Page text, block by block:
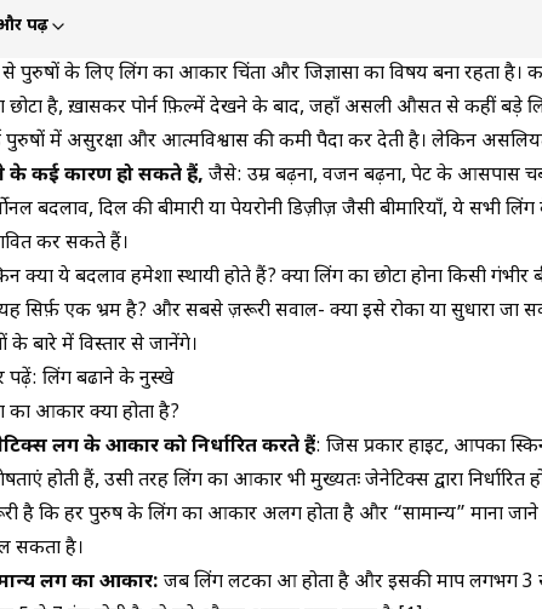
या तुलना की वजह से होती है।
पढ़ें
से पुरुषों के लिए लिंग का आकार चिंता और जिज्ञासा का विषय बना रहता है।
छोटा है, ख़ासकर पोर्न फ़िल्में देखने के बाद, जहाँ असली औसत से कहीं बड़े
में असुरक्षा और आत्मविश्वास की कमी पैदा कर देती है। लेकिन
के कई कारण हो सकते हैं, जैसे: उम्र बढ़ना, वजन बढ़ना, पेट के आसपास
बदलाव, दिल की बीमारी या पेयरोनी डिज़ीज़ जैसी बीमारियाँ, ये सभी
कर सकते हैं।
क्या ये बदलाव हमेशा स्थायी होते हैं? क्या लिंग का छोटा होना किसी गंभीर
सिर्फ़ एक भ्रम है? और सबसे ज़रूरी सवाल- क्या इसे रोका या सुधारा जा
के बारे में विस्तार से जानेंगे।
पढ़ें: लिंग बढाने के नुस्खे
का आकार क्या होता है?
लिंग के आकार को निर्धारित करते हैं: जिस प्रकार हाइट, आपका
होती हैं, उसी तरह लिंग का आकार भी मुख्यतः जेनेटिक्स द्वारा निर्धारित
है कि हर पुरुष के लिंग का आकार अलग होता है और “सामान्य” माना जाने
सकता है।
लिंग का आकार: जब लिंग लटका हुआ होता है और इसकी माप लगभग